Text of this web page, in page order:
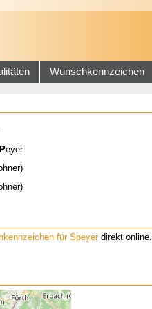
Wunschkennzeichen
eyer
für Speyerdirekt online.